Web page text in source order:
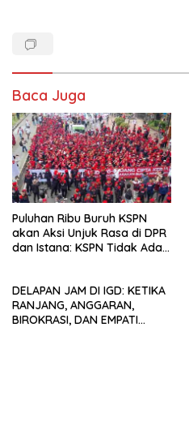
Baca Juga
Puluhan Ribu Buruh KSPN
akan Aksi Unjuk Rasa di DPR
dan Istana: KSPN Tidak Ada
Siapapun
DELAPAN JAM DI IGD: KETIKA
RANJANG, ANGGARAN,
BIROKRASI, DAN EMPATI